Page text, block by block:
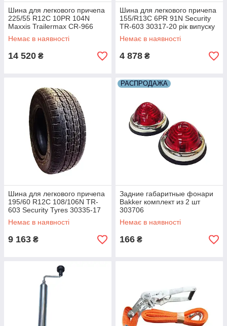
Шина для легкового причепа
225/55 R12C 10PR 104N
Maxxis Trailermax CR-966
30313-M-18 рік випуску 2018
Немає в наявності
14 520 ₴
Шина для легкового причепа
155/R13C 6PR 91N Security
TR-603 30317-20 рік випуску
2020
Немає в наявності
4 878 ₴
Шина для легкового причепа
195/60 R12C 108/106N TR-
603 Security Tyres 30335-17
рік випуску 2017
Немає в наявності
9 163 ₴
РАСПРОДАЖА
Задние габаритные фонари
Bakker комплект из 2 шт
303706
Немає в наявності
166 ₴